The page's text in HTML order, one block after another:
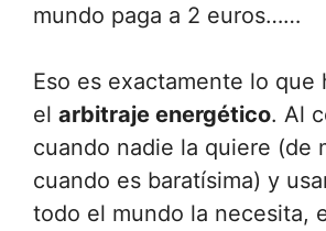
mundo paga a 2 euros……
Eso es exactamente lo que
el arbitraje energético. Al
cuando nadie la quiere (de
cuando es baratísima) y
todo el mundo la necesita,